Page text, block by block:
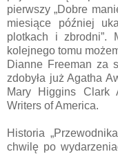
pierwszy „Dobre
miesiące później
plotkach i zbrodni”.
kolejnego tomu
Dianne Freeman za
zdobyła już Agatha
Mary Higgins Clark
Writers of America.
Historia
chwilę po